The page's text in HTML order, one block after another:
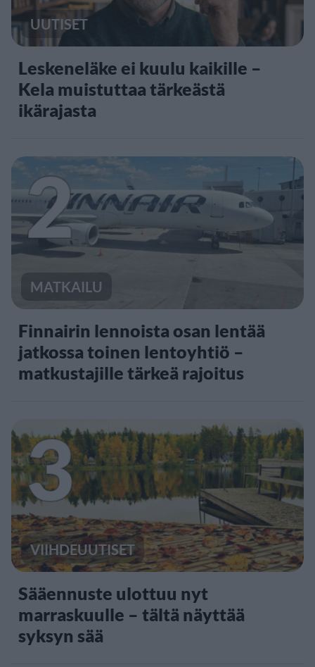
UUTISET
Leskeneläke ei kuulu kaikille –
Kela muistuttaa tärkeästä
ikärajasta
2
MATKAILU
Finnairin lennoista osan lentää
jatkossa toinen lentoyhtiö –
matkustajille tärkeä rajoitus
3
VIIHDEUUTISET
Sääennuste ulottuu nyt
marraskuulle – tältä näyttää
syksyn sää